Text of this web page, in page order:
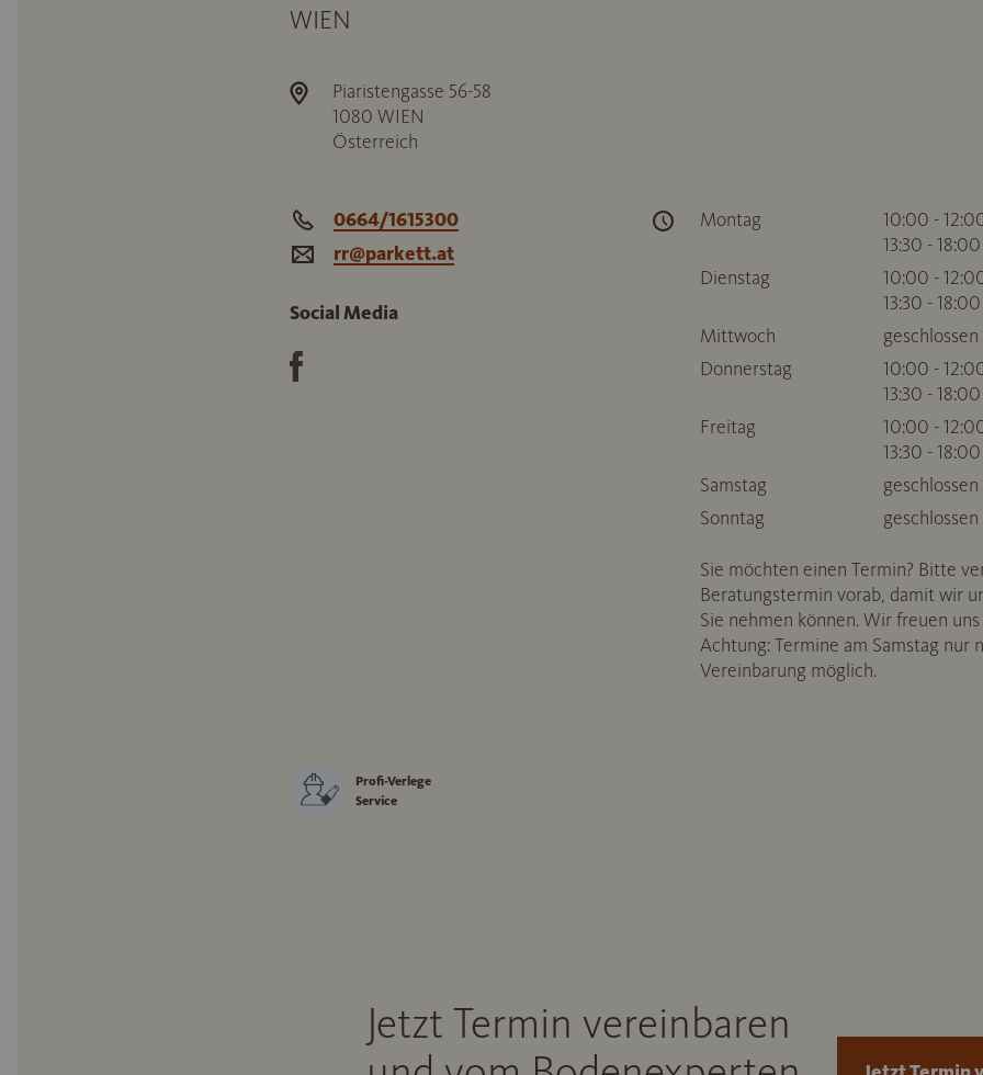
WIEN
Piaristengasse 56-58
1080 WIEN
Österreich
0664/1615300
rr@parkett.at
Social Media
Montag
10:00 -
13:30 - 18:00
Dienstag
10:00 -
13:30 - 18:00
Mittwoch
geschlossen
Donnerstag
10:00 -
13:30 - 18:00
Freitag
10:00 -
13:30 - 18:00
Samstag
geschlossen
Sonntag
geschlossen
Sie möchten einen Termin? Bitte
Beratungstermin vorab, damit wir
Sie nehmen können. Wir freuen
Achtung: Termine am Samstag nur
Vereinbarung möglich.
Profi-Verlege
Service
Jetzt Termin vereinbaren